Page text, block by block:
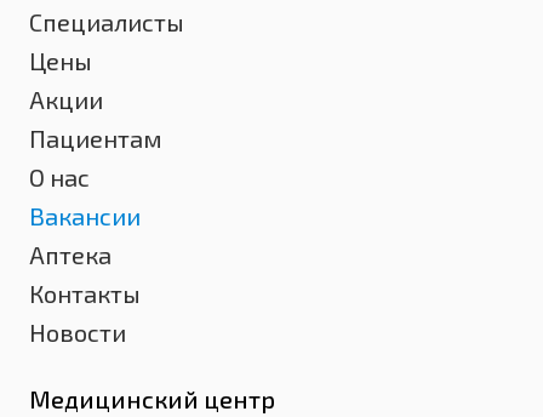
Специалисты
Цены
Акции
Пациентам
О нас
Вакансии
Аптека
Контакты
Новости
Медицинский центр